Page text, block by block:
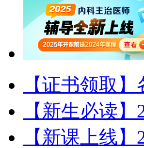
【证书领取
【新生必读
【新课上线